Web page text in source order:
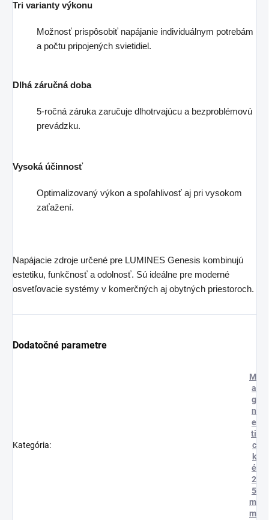
Tri varianty výkonu
Možnosť prispôsobiť napájanie individuálnym potrebám
a počtu pripojených svietidiel.
Dlhá záručná doba
5-ročná záruka zaručuje dlhotrvajúcu a bezproblémovú
prevádzku.
Vysoká účinnosť
Optimalizovaný výkon a spoľahlivosť aj pri vysokom
zaťažení.
Napájacie zdroje určené pre LUMINES Genesis kombinujú
estetiku, funkčnosť a odolnosť. Sú ideálne pre moderné
osvetľovacie systémy v komerčných aj obytných priestoroch.
Dodatočné parametre
Kategória:
M
a
g
n
e
ti
c
k
é
2
5
m
m